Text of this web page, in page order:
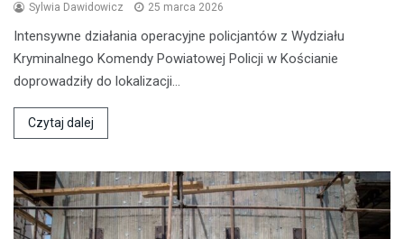
Sylwia Dawidowicz 25 marca 2026
Intensywne działania operacyjne policjantów z Wydziału
Kryminalnego Komendy Powiatowej Policji w Kościanie
doprowadziły do lokalizacji…
Czytaj dalej